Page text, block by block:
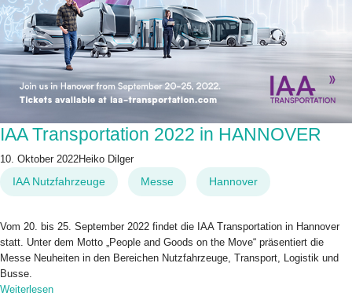
IAA Transportation 2022 in HANNOVER
10. Oktober 2022Heiko Dilger
IAA Nutzfahrzeuge Messe Hannover
Vom 20. bis 25. September 2022 findet die IAA Transportation in Hannover
statt. Unter dem Motto „People and Goods on the Move“ präsentiert die
Messe Neuheiten in den Bereichen Nutzfahrzeuge, Transport, Logistik und
Busse.
Weiterlesen